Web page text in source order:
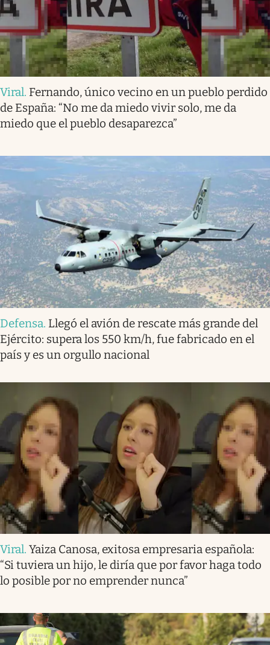
Viral. Fernando, único vecino en un pueblo perdido
de España: “No me da miedo vivir solo, me da
miedo que el pueblo desaparezca”
Defensa. Llegó el avión de rescate más grande del
Ejército: supera los 550 km/h, fue fabricado en el
país y es un orgullo nacional
Viral. Yaiza Canosa, exitosa empresaria española:
“Si tuviera un hijo, le diría que por favor haga todo
lo posible por no emprender nunca”